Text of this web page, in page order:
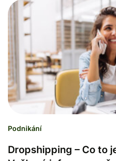
Podnikání
Dropshipping – Co to